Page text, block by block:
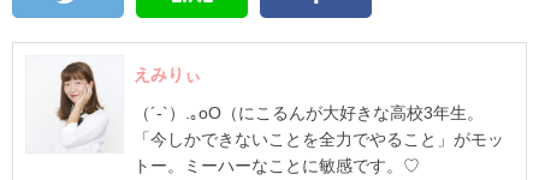
えみりぃ
（´-`）.｡oO（にこるんが大好きな高校3年生。
「今しかできないことを全力でやること」がモッ
トー。ミーハーなことに敏感です。♡